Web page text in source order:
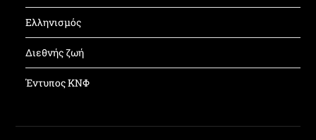
Ελληνισμός
Διεθνής ζωή
Έντυπος ΚΝΦ